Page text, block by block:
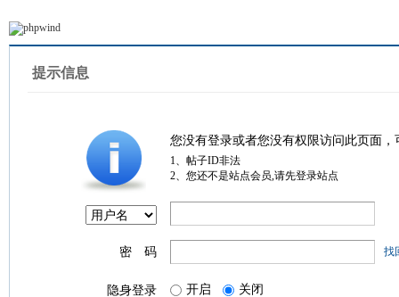
提示信息
您没有登录或者您没有权限访问此页面
1、帖子ID非法
2、您还不是站点会员,请先登录站点
密 码 找
隐身登录 开启 关闭